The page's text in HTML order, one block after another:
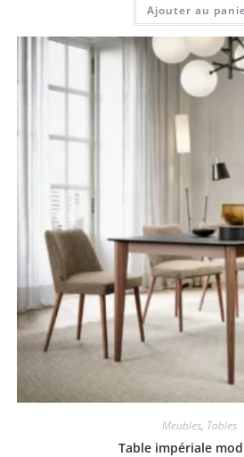
Ajouter au
Meubles, Tables
Table impériale